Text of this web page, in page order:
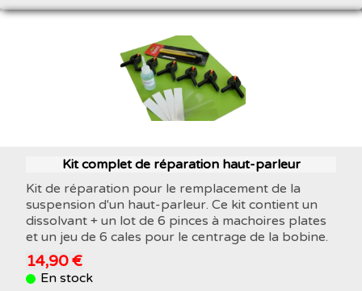
Kit complet de réparation haut-parleur
Kit de réparation pour le remplacement de la
suspension d'un haut-parleur. Ce kit contient un
dissolvant + un lot de 6 pinces à machoires plates
et un jeu de 6 cales pour le centrage de la bobine.
14,90 €
En stock